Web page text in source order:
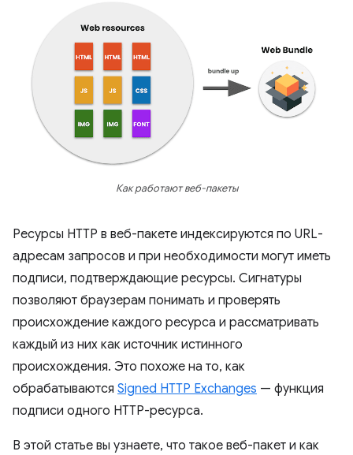
Как работают веб-пакеты
Ресурсы HTTP в веб-пакете индексируются по URL-
адресам запросов и при необходимости могут иметь
подписи, подтверждающие ресурсы. Сигнатуры
позволяют браузерам понимать и проверять
происхождение каждого ресурса и рассматривать
каждый из них как источник истинного
происхождения. Это похоже на то, как
обрабатываются Signed HTTP Exchanges — функция
подписи одного HTTP-ресурса.
В этой статье вы узнаете, что такое веб-пакет и как